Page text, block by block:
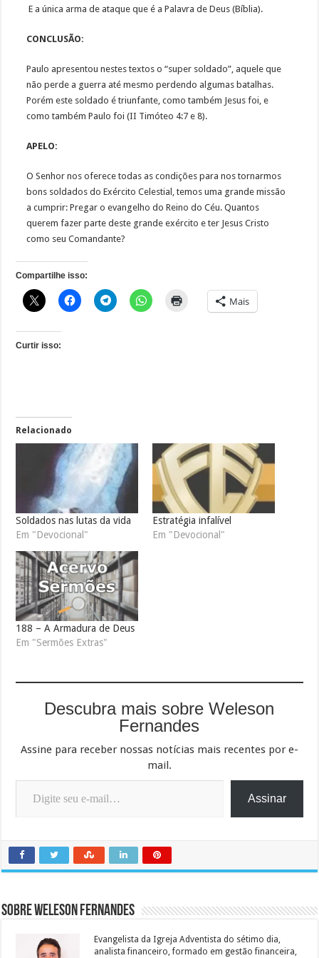
E a única arma de ataque que é a Palavra de Deus (Bíblia).
CONCLUSÃO:
Paulo apresentou nestes textos o “super soldado”, aquele que
não perde a guerra até mesmo perdendo algumas batalhas.
Porém este soldado é triunfante, como também Jesus foi, e
como também Paulo foi (II Timóteo 4:7 e 8).
APELO:
O Senhor nos oferece todas as condições para nos tornarmos
bons soldados do Exército Celestial, temos uma grande missão
a cumprir: Pregar o evangelho do Reino do Céu. Quantos
querem fazer parte deste grande exército e ter Jesus Cristo
como seu Comandante?
Compartilhe isso:
Mais
Curtir isso:
Relacionado
Soldados nas lutas da vida
Em "Devocional"
Estratégia infalível
Em "Devocional"
188 – A Armadura de Deus
Em "Sermões Extras"
Descubra mais sobre Weleson
Fernandes
Assine para receber nossas notícias mais recentes por e-
mail.
Digite seu e-mail…
Assinar
Sobre Weleson Fernandes
Evangelista da Igreja Adventista do sétimo dia,
analista financeiro, formado em gestão financeira,